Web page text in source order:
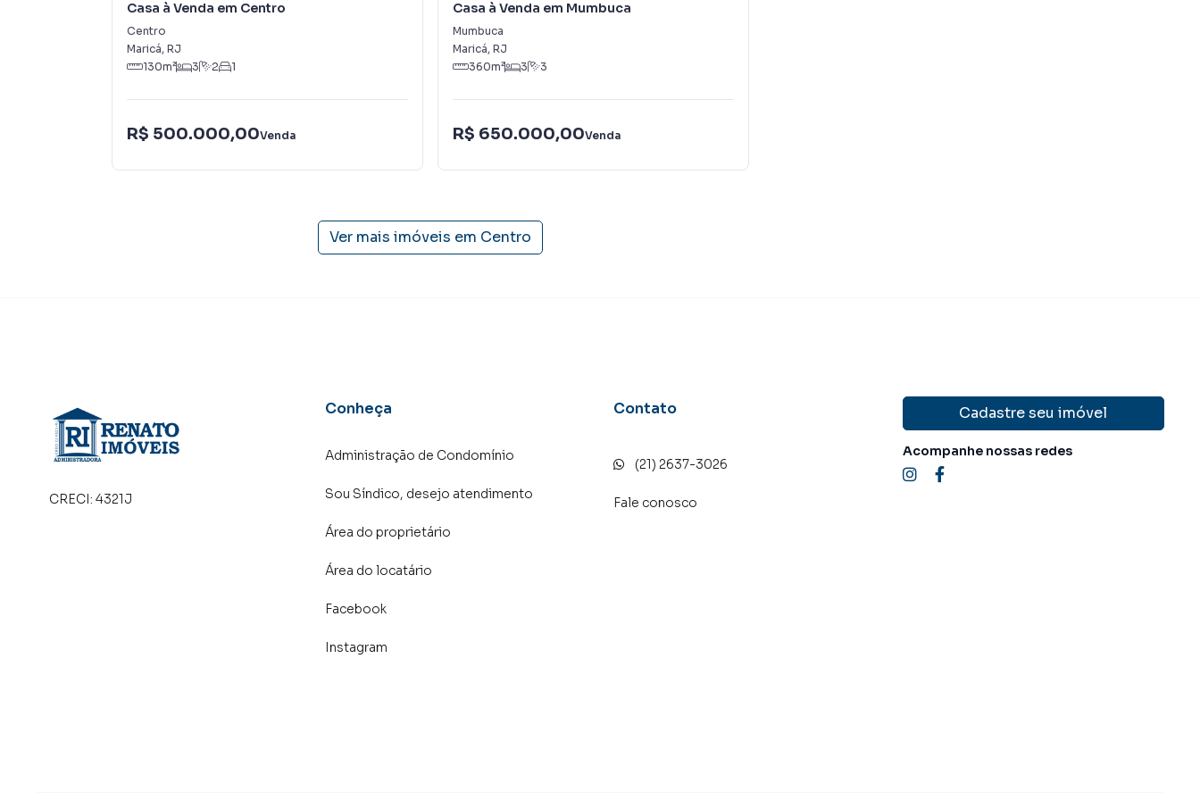
um time de programadores, corretores treinados e uma central de atendimento preparada para
atender proprietários e inquilinos.
Casa à Venda em Centro
Centro
Maricá, RJ
130m² 3 2 1
R$ 500.000,00Venda
Casa à Venda em Mumbuca
Mumbuca
Maricá, RJ
360m² 3 3
R$ 650.000,00Venda
Ver mais imóveis em Centro
CRECI: 4321J
Conheça
Administração de Condomínio
Sou Síndico, desejo atendimento
Área do proprietário
Área do locatário
Facebook
Instagram
Contato
(21) 2637-3026
Fale conosco
Cadastre seu imóvel
Acompanhe nossas redes